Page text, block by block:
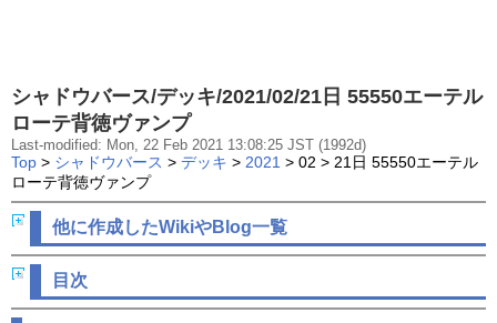
シャドウバース/デッキ/2021/02/21日 55550エーテル
ローテ背徳ヴァンプ
Last-modified: Mon, 22 Feb 2021 13:08:25 JST (1992d)
Top > シャドウバース > デッキ > 2021 > 02 > 21日 55550エーテル
ローテ背徳ヴァンプ
他に作成したWikiやBlog一覧
目次